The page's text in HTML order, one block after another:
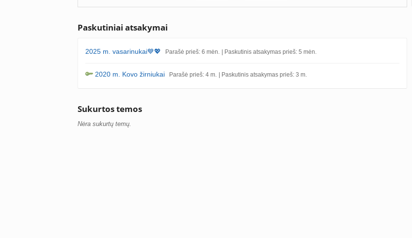
Paskutiniai atsakymai
2025 m. vasarinukai💙💖 Parašė prieš: 6 mėn. | Paskutinis atsakymas prieš: 5 mėn.
2020 m. Kovo žirniukai Parašė prieš: 4 m. | Paskutinis atsakymas prieš: 3 m.
Sukurtos temos
Nėra sukurtų temų.